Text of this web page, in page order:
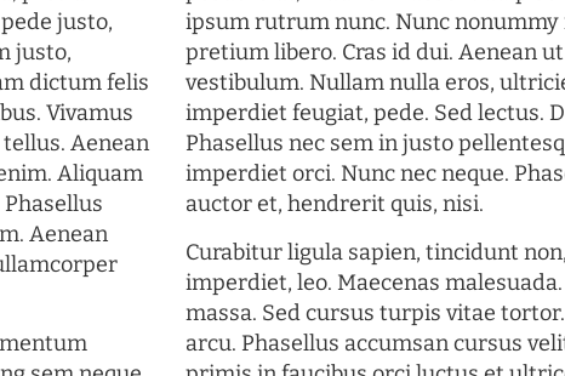
justo,
justo,
dictum felis
Vivamus
Aenean
Aliquam
Aenean
ipsum rutrum nunc. Nunc
pretium libero. Cras id dui. Aenean
vestibulum. Nullam nulla eros,
imperdiet feugiat, pede. Sed lectus.
Phasellus nec sem in justo
imperdiet orci. Nunc nec neque.
auctor et, hendrerit quis, nisi.
Curabitur ligula sapien, tincidunt
imperdiet, leo. Maecenas
massa. Sed cursus turpis vitae
arcu. Phasellus accumsan cursus